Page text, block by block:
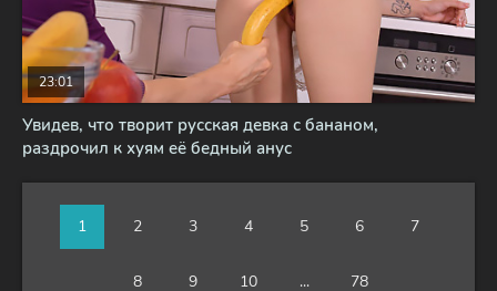
Увидев, что творит русская девка с бананом,
раздрочил к хуям её бедный анус
23:01
1 2 3 4 5 6 7
8 9 10 ... 78